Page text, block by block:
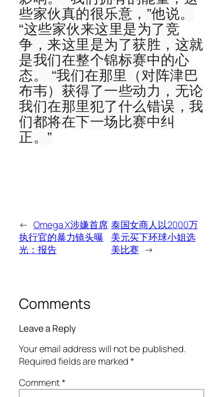
些家伙真的很乐意，”他说。
“这些家伙来这里是为了竞
争，来这里是为了获胜，这就
是我们在整个锦标赛中的心
态。 “我们在那里（对阵津巴
布韦）获得了一些动力，无论
我们在那里犯了什么错误，我
们都将在下一场比赛中纠
正。”
← Omega X涉嫌首席
执行官的暴力镜头曝
光：报告
泰国女商人以2000万
美元买下环球小姐选
美比赛 →
Comments
Leave a Reply
Your email address will not be published.
Required fields are marked*
Comment*